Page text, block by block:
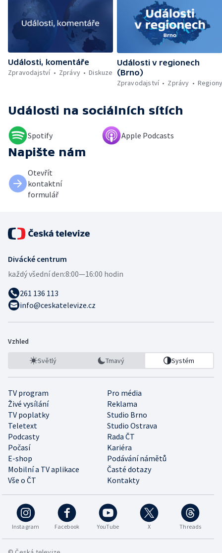
Události, komentáře
Zpravodajství
Zprávy Diskuze
Události v regionech
(Brno)
Zpravodajství
Zprávy
Události na sociálních sítích
Spotify Apple Podcasts
Napište nám
Otevřít
kontaktní
formulář
Divácké centrum
každý všední den:8:00—16:00 hodin
261 136 113
info@ceskatelevize.cz
Vzhled
Světlý Tmavý Systém
TV program
Pro média
Živé vysílání
Reklama
TV poplatky
Studio Brno
Teletext
Studio Ostrava
Podcasty
Rada ČT
Počasí
Kariéra
E-shop
Podávání námětů
Mobilní a TV aplikace
Časté dotazy
Vše o ČT
Kontakty
Instagram Facebook YouTube X Threads